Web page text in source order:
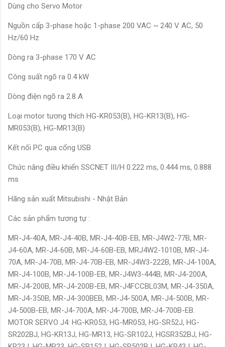
Dùng cho Servo Motor
Nguồn cấp 3-phase hoặc 1-phase 200 VAC ~ 240 V AC, 50
Hz/60 Hz
Dòng ra 3-phase 170 V AC
Công suất ngõ ra 0.4 kW
Dòng điện ngõ ra 2.8 A
Loại motor tương thích HG-KR053(B), HG-KR13(B), HG-
MR053(B), HG-MR13(B)
Kết nối PC qua cổng USB
Chức năng điều khiển SSCNET III/H 0.222 ms, 0.444 ms, 0.888
ms
Hãng sản xuất Mitsubishi - Nhật Bản
Các sản phẩm tương tự :
MR-J4-40A, MR-J4-40B, MR-J4-40B-EB, MR-J4W2-77B, MR-
J4-60A, MR-J4-60B, MR-J4-60B-EB, MRJ4W2-1010B, MR-J4-
70A, MR-J4-70B, MR-J4-70B-EB, MR-J4W3-222B, MR-J4-100A,
MR-J4-100B, MR-J4-100B-EB, MR-J4W3-444B, MR-J4-200A,
MR-J4-200B, MR-J4-200B-EB, MR-J4FCCBL03M, MR-J4-350A,
MR-J4-350B, MR-J4-300BEB, MR-J4-500A, MR-J4-500B, MR-
J4-500B-EB, MR-J4-700A, MR-J4-700B, MR-J4-700B-EB.
MOTOR SERVO J4: HG-KR053, HG-MR053, HG-SR52J, HG-
SR202BJ, HG-KR13J, HG-MR13, HG-SR102J, HGSR352BJ, HG-